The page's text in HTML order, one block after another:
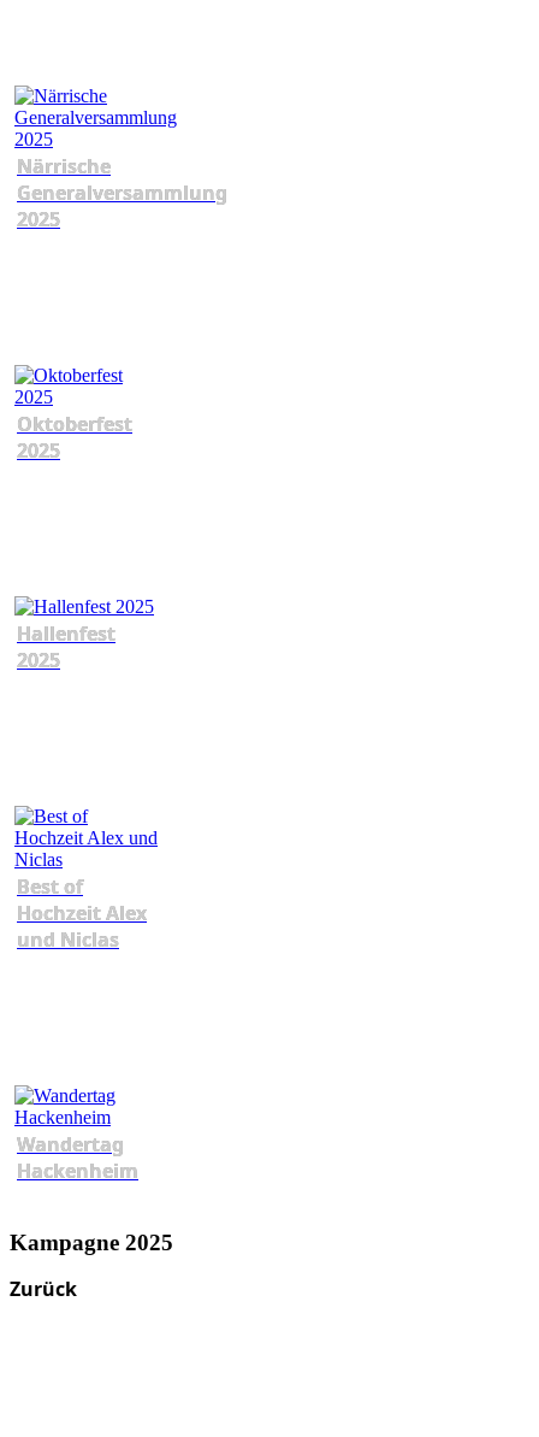
Närrische
Generalversammlung
2025
Oktoberfest
2025
Hallenfest
2025
Best of
Hochzeit Alex
und Niclas
Wandertag
Hackenheim
Kampagne 2025
Zurück